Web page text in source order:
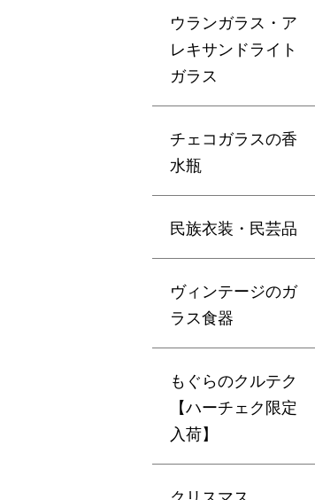
ウランガラス・ア
レキサンドライト
ガラス
チェコガラスの香
水瓶
民族衣装・民芸品
ヴィンテージのガ
ラス食器
もぐらのクルテク
【ハーチェク限定
入荷】